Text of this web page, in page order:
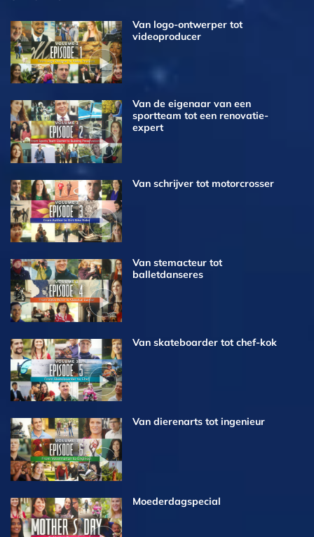
Van logo-ontwerper tot
videoproducer
Van de eigenaar van een
sportteam tot een renovatie-
expert
Van schrijver tot motorcrosser
Van stemacteur tot
balletdanseres
Van skateboarder tot chef-kok
Van dierenarts tot ingenieur
Moederdagspecial